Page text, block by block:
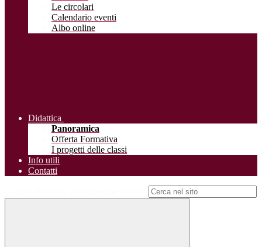
Le circolari
Calendario eventi
Albo online
Didattica
Panoramica
Offerta Formativa
I progetti delle classi
Info utili
Contatti